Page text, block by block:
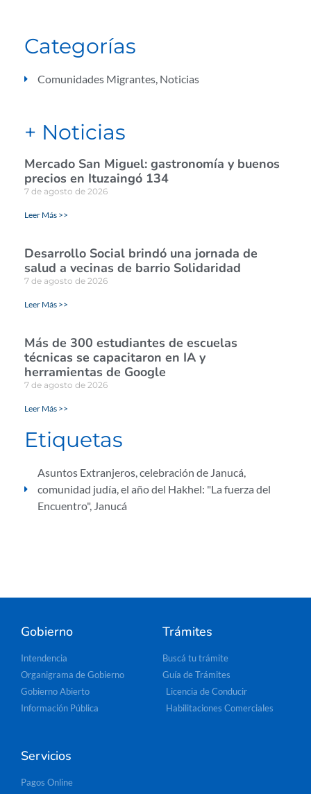
Categorías
Comunidades Migrantes, Noticias
+ Noticias
Mercado San Miguel: gastronomía y buenos
precios en Ituzaingó 134
7 de agosto de 2026
Leer Más >>
Desarrollo Social brindó una jornada de
salud a vecinas de barrio Solidaridad
7 de agosto de 2026
Leer Más >>
Más de 300 estudiantes de escuelas
técnicas se capacitaron en IA y
herramientas de Google
7 de agosto de 2026
Leer Más >>
Etiquetas
Asuntos Extranjeros,celebración de Janucá,
comunidad judía,el año del Hakhel: "La fuerza del
Encuentro", Janucá
Gobierno
Intendencia
Organigrama de Gobierno
Gobierno Abierto
Información Pública
Trámites
Buscá tu trámite
Guía de Trámites
Licencia de Conducir
Habilitaciones Comerciales
Servicios
Pagos Online